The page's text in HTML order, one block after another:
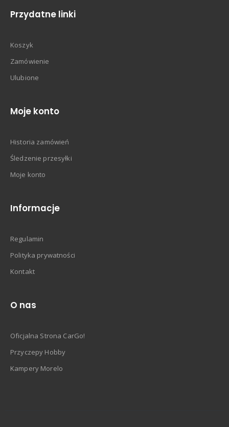
Przydatne linki
Koszyk
Zamówienie
Ulubione
Moje konto
Historia zamówień
Śledzenie przesyłki
Moje konto
Informacje
Regulamin
Polityka prywatności
Kontakt
O nas
Oficjalna Strona CarGo!
Przyczepy Hobby
Kampery Morelo